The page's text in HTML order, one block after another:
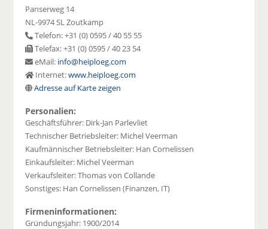
Panserweg 14
NL-9974 SL Zoutkamp
Telefon: +31 (0) 0595 / 40 55 55
Telefax: +31 (0) 0595 / 40 23 54
eMail: info@heiploeg.com
Internet:www.heiploeg.com
Adresse auf Karte zeigen
Personalien:
Geschäftsführer: Dirk-Jan Parlevliet
Technischer Betriebsleiter: Michel Veerman
Kaufmännischer Betriebsleiter: Han Cornelissen
Einkaufsleiter: Michel Veerman
Verkaufsleiter: Thomas von Collande
Sonstiges: Han Cornelissen (Finanzen, IT)
Firmeninformationen:
Gründungsjahr: 1900/2014